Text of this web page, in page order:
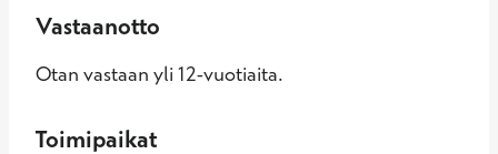
Vastaanotto
Otan vastaan yli 12-vuotiaita.
Toimipaikat